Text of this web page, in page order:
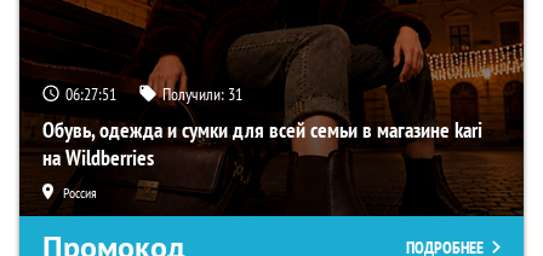
06:27:51 Получили: 31
Обувь, одежда и сумки для всей семьи в магазине kari
на Wildberries
Россия
ПОДРОБНЕЕ